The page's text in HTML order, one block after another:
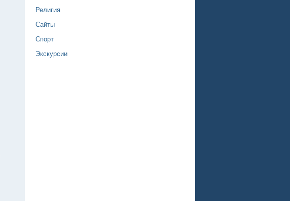
Религия
Сайты
Спорт
Экскурсии